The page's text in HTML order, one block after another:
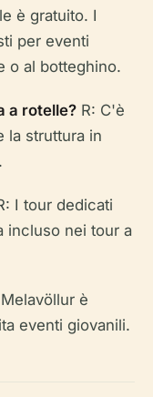
è gratuito. I
per eventi
o al botteghino.
a rotelle? R: C'è
la struttura in
I tour dedicati
incluso nei tour a
è
eventi giovanili.